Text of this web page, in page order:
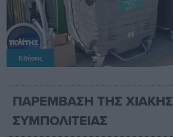
Ειδήσεις
ΠΑΡΕΜΒΑΣΗ ΤΗΣ ΧΙΑΚΗΣ
ΣΥΜΠΟΛΙΤΕΙΑΣ